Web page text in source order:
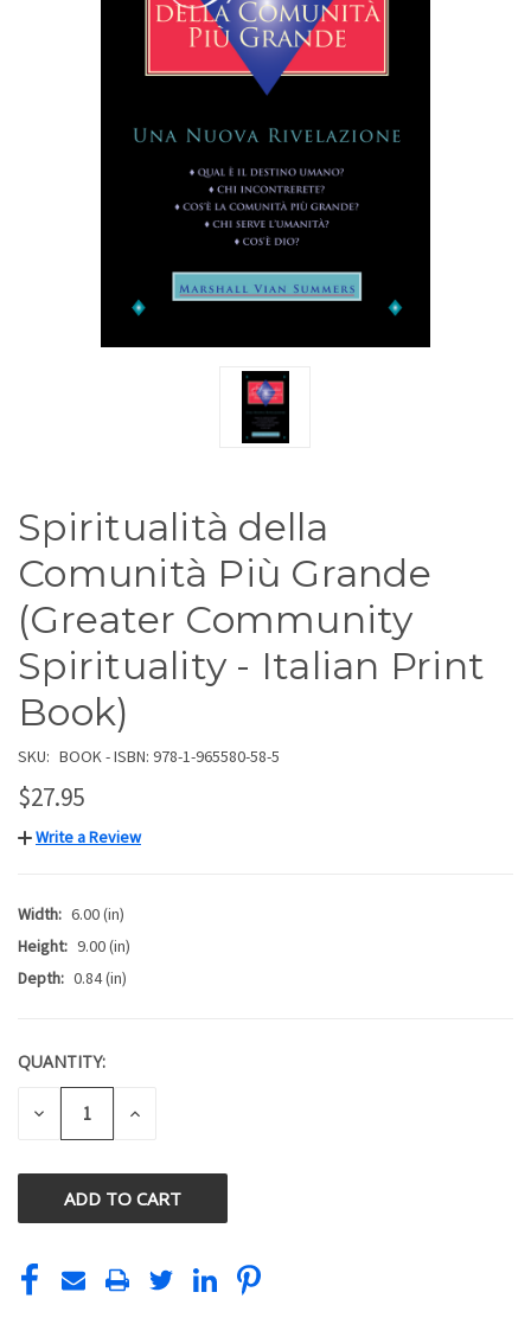
Spiritualità della
Comunità Più Grande
(Greater Community
Spirituality - Italian Print
Book)
SKU: BOOK - ISBN: 978-1-965580-58-5
$27.95
Write a Review
Width: 6.00 (in)
Height: 9.00 (in)
Depth: 0.84 (in)
CURRENT
STOCK:
QUANTITY:
DECREASE INCREASE